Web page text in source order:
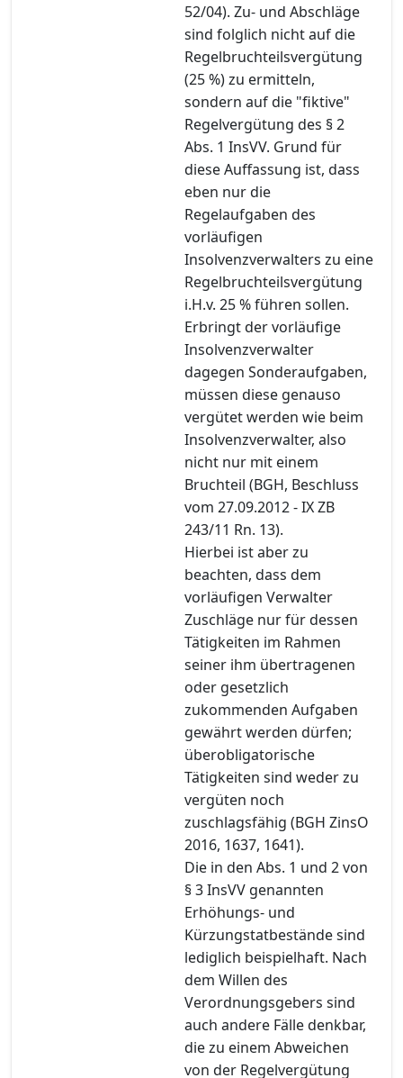
52/04). Zu- und Abschläge
sind folglich nicht auf die
Regelbruchteilsvergütung
(25 %) zu ermitteln,
sondern auf die "fiktive"
Regelvergütung des § 2
Abs. 1 InsVV. Grund für
diese Auffassung ist, dass
eben nur die
Regelaufgaben des
vorläufigen
Insolvenzverwalters zu eine
Regelbruchteilsvergütung
i.H.v. 25 % führen sollen.
Erbringt der vorläufige
Insolvenzverwalter
dagegen Sonderaufgaben,
müssen diese genauso
vergütet werden wie beim
Insolvenzverwalter, also
nicht nur mit einem
Bruchteil (BGH, Beschluss
vom 27.09.2012 - IX ZB
243/11 Rn. 13).
Hierbei ist aber zu
beachten, dass dem
vorläufigen Verwalter
Zuschläge nur für dessen
Tätigkeiten im Rahmen
seiner ihm übertragenen
oder gesetzlich
zukommenden Aufgaben
gewährt werden dürfen;
überobligatorische
Tätigkeiten sind weder zu
vergüten noch
zuschlagsfähig (BGH ZinsO
2016, 1637, 1641).
Die in den Abs. 1 und 2 von
§ 3 InsVV genannten
Erhöhungs- und
Kürzungstatbestände sind
lediglich beispielhaft. Nach
dem Willen des
Verordnungsgebers sind
auch andere Fälle denkbar,
die zu einem Abweichen
von der Regelvergütung